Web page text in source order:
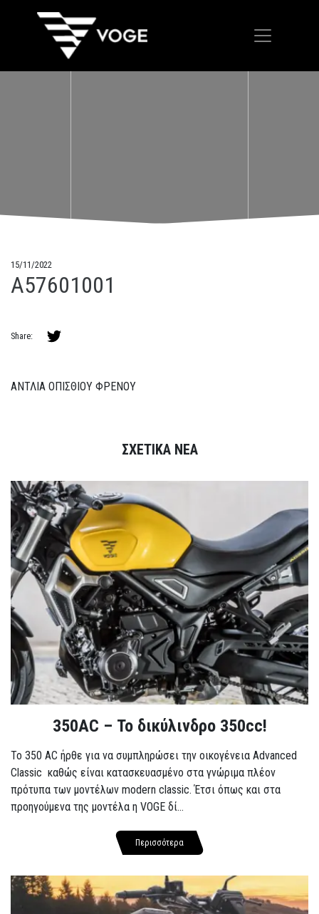
15/11/2022
A57601001
Share:
ΑΝΤΛΙΑ ΟΠΙΣΘΙΟΥ ΦΡΕΝΟΥ
ΣΧΕΤΙΚΑ ΝΕΑ
350AC – Το δικύλινδρο 350cc!
To 350 AC ήρθε για να συμπληρώσει την οικογένεια Advanced
Classic καθώς είναι κατασκευασμένο στα γνώριμα πλέον
πρότυπα των μοντέλων modern classic. Έτσι όπως και στα
προηγούμενα της μοντέλα η VOGE δί...
Περισσότερα